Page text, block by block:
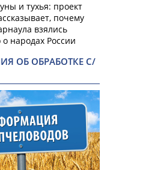
и тухья: проект
почему
взялись
народах России
ОБ ОБРАБОТКЕ С/